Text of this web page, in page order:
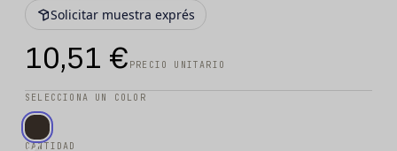
Solicitar muestra exprés
10,51 € PRECIO UNITARIO
SELECCIONA UN COLOR
CANTIDAD